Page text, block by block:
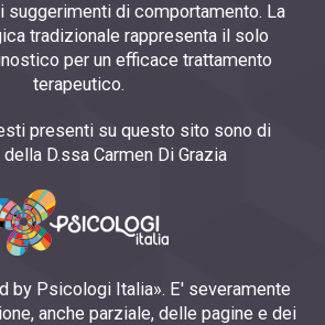
suggerimenti di comportamento. La
tradizionale rappresenta il solo
per un efficace trattamento
terapeutico.
presenti su questo sito sono di
D.ssa Carmen Di Grazia
by Psicologi Italia». E' severamente
anche parziale, delle pagine e dei